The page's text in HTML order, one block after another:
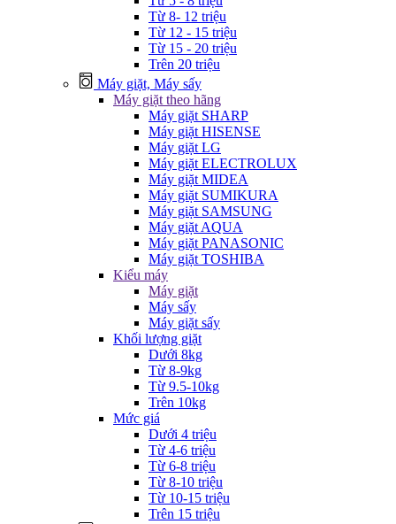
Từ 8- 12 triệu
Từ 12 - 15 triệu
Từ 15 - 20 triệu
Trên 20 triệu
Máy giặt, Máy sấy
Máy giặt theo hãng
Máy giặt SHARP
Máy giặt HISENSE
Máy giặt LG
Máy giặt ELECTROLUX
Máy giặt MIDEA
Máy giặt SUMIKURA
Máy giặt SAMSUNG
Máy giặt AQUA
Máy giặt PANASONIC
Máy giặt TOSHIBA
Kiểu máy
Máy giặt
Máy sấy
Máy giặt sấy
Khối lượng giặt
Dưới 8kg
Từ 8-9kg
Từ 9.5-10kg
Trên 10kg
Mức giá
Dưới 4 triệu
Từ 4-6 triệu
Từ 6-8 triệu
Từ 8-10 triệu
Từ 10-15 triệu
Trên 15 triệu